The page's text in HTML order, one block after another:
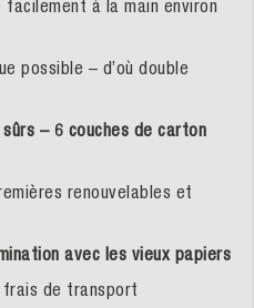
à la main environ
possible – d’où double
– 6 couches de carton
renouvelables et
avec les vieux papiers
frais de transport